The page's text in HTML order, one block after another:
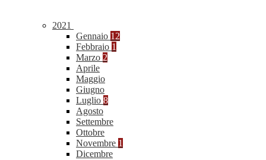
2021
Gennaio 12
Febbraio 1
Marzo 2
Aprile
Maggio
Giugno
Luglio 8
Agosto
Settembre
Ottobre
Novembre 1
Dicembre